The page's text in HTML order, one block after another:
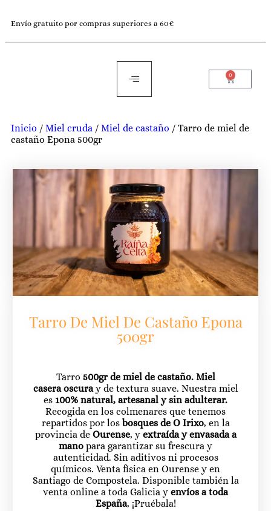
Envío gratuito por compras superiores a 60€
0
Inicio / Miel cruda / Miel de castaño / Tarro de miel de
castaño Epona 500gr
Tarro De Miel De Castaño Epona
500gr
Tarro 500gr de miel de castaño. Miel
casera oscuray de textura suave. Nuestra miel
es 100% natural, artesanal y sin adulterar.
Recogida en los colmenares que tenemos
repartidos por los bosques de O Irixo, en la
provincia de Ourense, y extraída y envasada a
mano para garantizar su frescura y
autenticidad. Sin aditivos ni procesos
químicos. Venta física en Ourense y en
Santiago de Compostela. Disponible también la
venta online a toda Galicia y envíos a toda
España, ¡Pruébala!